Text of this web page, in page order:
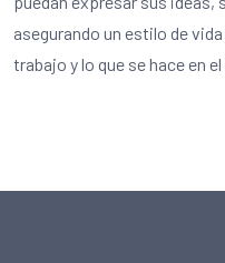
asegurando un estilo de
trabajo y lo que se hace en